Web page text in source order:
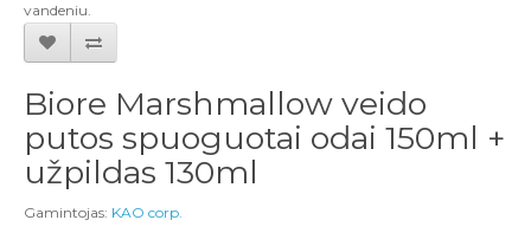
vandeniu.
Biore Marshmallow veido
putos spuoguotai odai 150ml +
užpildas 130ml
Gamintojas: KAO corp.